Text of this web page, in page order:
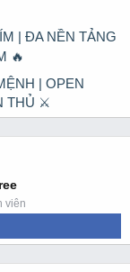
| ĐA NỀN TẢNG
🔥
| OPEN
THỦ ⚔
viên